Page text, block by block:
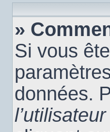
»
Si vous
données.
l’utilisateur